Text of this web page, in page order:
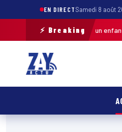
EN DIRECTSamedi 8 août
⚡ Breaking
de-Calais : un enfant grièvement